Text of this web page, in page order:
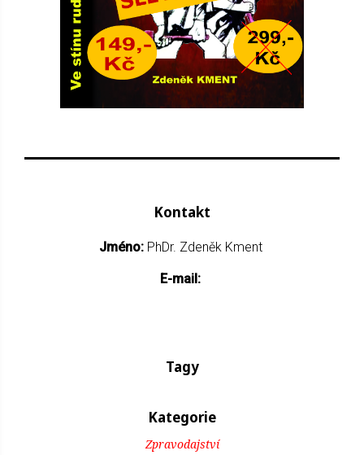
Kontakt
Jméno: PhDr. Zdeněk Kment
E-mail:
Tagy
Kategorie
Zpravodajství